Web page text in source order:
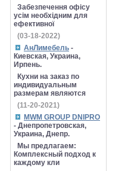
Забезпечення офісу
усім необхідним для
ефективної
(03-18-2022)
АнЛимебель -
Киевская, Украина,
Ирпень.
Кухни на заказ по
индивидуальным
размерам являются
(11-20-2021)
MWM GROUP DNIPRO
- Днепропетровская,
Украина, Днепр.
Мы предлагаем:
Комплексный подход к
каждому кли